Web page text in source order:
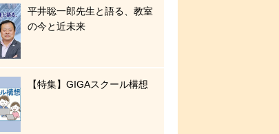
平井聡一郎先生と語る、教室
の今と近未来
【特集】GIGAスクール構想